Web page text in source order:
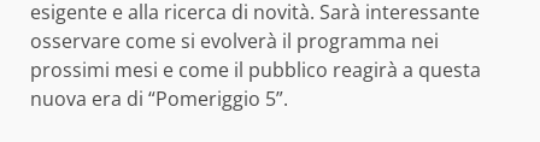
esigente e alla ricerca di novità. Sarà interessante
osservare come si evolverà il programma nei
prossimi mesi e come il pubblico reagirà a questa
nuova era di “Pomeriggio 5”.